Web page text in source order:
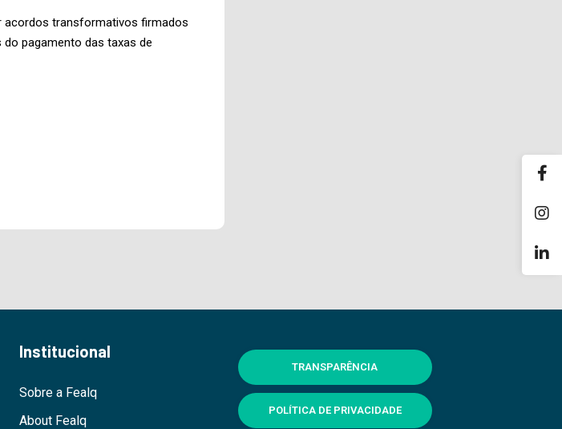
acordos transformativos firmados
pagamento das taxas de
Institucional
Sobre a Fealq
About Fealq
TRANSPARÊNCIA
POLÍTICA DE PRIVACIDADE